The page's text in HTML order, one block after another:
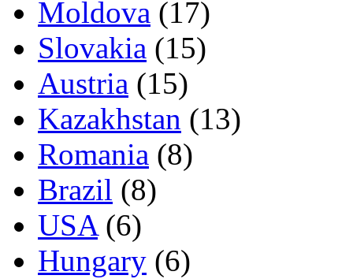
Moldova (17)
Slovakia (15)
Austria (15)
Kazakhstan (13)
Romania (8)
Brazil (8)
USA(6)
Hungary (6)